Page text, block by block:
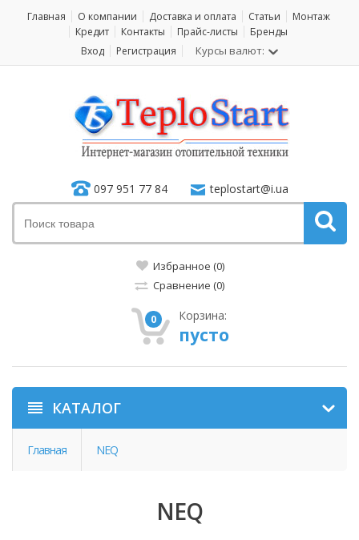
Главная О компании Доставка и оплата Статьи
Монтаж
Кредит
Контакты Прайс-листы
Бренды
Вход
Регистрация Курсы валют:
097 951 77 84 teplostart@i.ua
Избранное (0)
Сравнение (0)
0 Корзина:
пусто
КАТАЛОГ
Главная NEQ
NEQ